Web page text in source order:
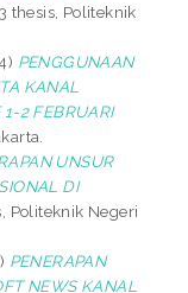
thesis, Politeknik
PENGGUNAAN
KANAL
1-2 FEBRUARI
UNSUR
DI
Politeknik Negeri
PENERAPAN
NEWS KANAL